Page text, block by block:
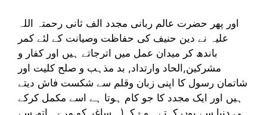
اور پھر حضرت عالم ربانی مجدد الف ثانی رحمتہ اللہ
علیہ نے دین حنیف کی حفاظت وصیانت کے لئے کمر
باندھ کر میدان عمل میں اترجاتے ہیں اور کفار و
مشرکین,الحاد وارتداد, بد مذہب و صلح کلیت اور
شاتمان رسول کا اپنی زبان وقلم سے شکست فاش دیتے
ہیں اور ایک مجدد کا جو کام ہوتا ہے اسے مکمل کرکے
ہی دنیا سے یوں کہتے ہوۓ کہ(,, ساغر کو مرے ہاتھ سے